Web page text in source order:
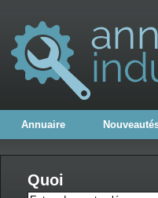
Annuaire
Quoi